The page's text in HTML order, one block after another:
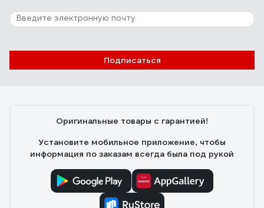
Подписаться
Оригинальные товары с гарантией!
Установите мобильное приложение, чтобы
информация по заказам всегда была под рукой